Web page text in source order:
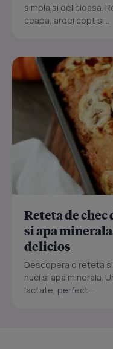
simpla si delicioasa.
ceapa, ardei copt si...
Reteta de chec
si apa
delicios
Descopera o reteta
nuci si apa minerala.
lactate, perfect...